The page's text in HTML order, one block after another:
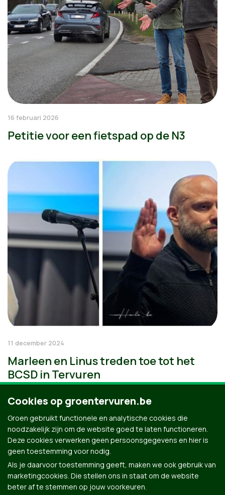
16 februari 2026
Petitie voor een fietspad op de N3
11 december 2024
Marleen en Linus treden toe tot het
BCSD in Tervuren
Cookies op groentervuren.be
Groen gebruikt functionele en analytische cookies die
noodzakelijk zijn om de website goed te laten functioneren.
Deze cookies verwerken geen persoonsgegevens en hier is
geen toestemming voor nodig.
Als je daarvoor toestemming geeft, maken we ook gebruik van
marketingcookies. Die stellen ons in staat om de website
beter af te stemmen op jouw voorkeuren.